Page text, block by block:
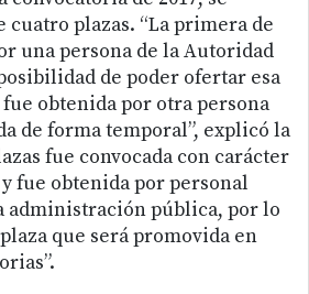
plazas. “La primera de
una persona de la Autoridad
de poder ofertar esa
obtenida por otra persona
de forma temporal”, explicó la
fue convocada con carácter
fue obtenida por personal
administración pública, por lo
que será promovida en